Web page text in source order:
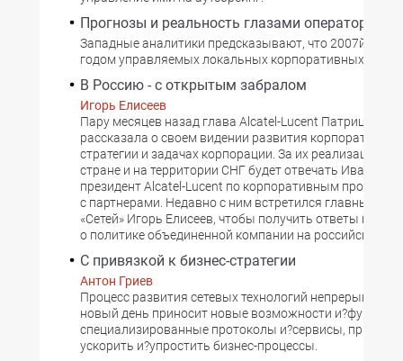
Прогнозы и реальность глазами операторов
Западные аналитики предсказывают, что 2007й
годом управляемых локальных корпоративных сетей.
В Россию - с открытым забралом
Игорь Елисеев
Пару месяцев назад глава Alcatel-Lucent Патриция
рассказала о своем видении развития
стратегии и задачах корпорации. За их реализацию в
стране и на территории СНГ будет отвечать Иван
президент Alcatel-Lucent по корпоративным
с партнерами. Недавно с ним встретился главный
«Сетей» Игорь Елисеев, чтобы получить ответы на
о политике объединенной компании на российском
С привязкой к бизнес-стратегии
Антон Гриев
Процесс развития сетевых технологий непрерывен.
новый день приносит новые возможности и?функции,
специализированные протоколы и?сервисы,
ускорить и?упростить бизнес-процессы.